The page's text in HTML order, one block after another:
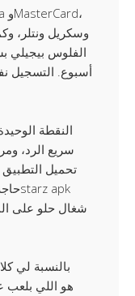
وسكريل ونتلر،
الفلوس بيجيلي
أسبوع. التسجيل
النقطة
سريع الرد،
تحميل التطبيق
شغال حلو على
بالنسبة لي